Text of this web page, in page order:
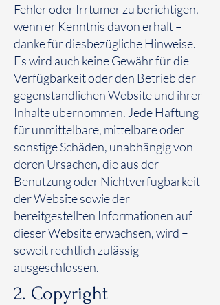
Fehler oder Irrtümer zu berichtigen,
wenn er Kenntnis davon erhält –
danke für diesbezügliche Hinweise.
Es wird auch keine Gewähr für die
Verfügbarkeit oder den Betrieb der
gegenständlichen Website und ihrer
Inhalte übernommen. Jede Haftung
für unmittelbare, mittelbare oder
sonstige Schäden, unabhängig von
deren Ursachen, die aus der
Benutzung oder Nichtverfügbarkeit
der Website sowie der
bereitgestellten Informationen auf
dieser Website erwachsen, wird –
soweit rechtlich zulässig –
ausgeschlossen.
2. Copyright